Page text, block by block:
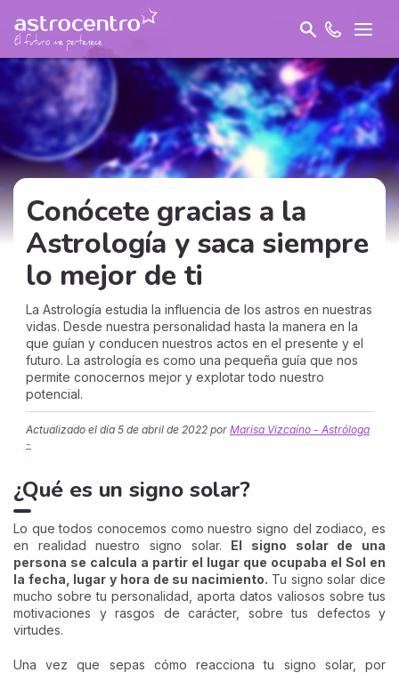
Conócete gracias a la
Astrología y saca siempre
lo mejor de ti
La Astrología estudia la influencia de los astros en nuestras
vidas. Desde nuestra personalidad hasta la manera en la
que guían y conducen nuestros actos en el presente y el
futuro. La astrología es como una pequeña guía que nos
permite conocernos mejor y explotar todo nuestro
potencial.
Actualizado el día 5 de abril de 2022 por Marisa Vizcaíno - Astróloga
-
¿Qué es un signo solar?
Lo que todos conocemos como nuestro signo del zodiaco, es
en realidad nuestro signo solar. El signo solar de una
persona se calcula a partir el lugar que ocupaba el Sol en
la fecha, lugar y hora de su nacimiento. Tu signo solar dice
mucho sobre tu personalidad, aporta datos valiosos sobre tus
motivaciones y rasgos de carácter, sobre tus defectos y
virtudes.
Una vez que sepas cómo reacciona tu signo solar, por